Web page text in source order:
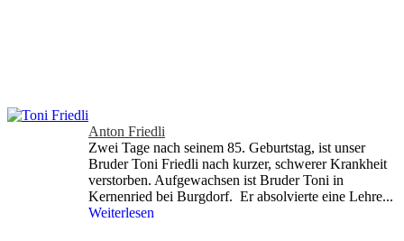
Anton Friedli
Zwei Tage nach seinem 85. Geburtstag, ist unser
Bruder Toni Friedli nach kurzer, schwerer Krankheit
verstorben. Aufgewachsen ist Bruder Toni in
Kernenried bei Burgdorf. Er absolvierte eine Lehre...
Weiterlesen